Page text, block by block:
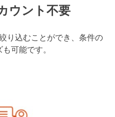
ウント不要
り込むことができ、条件の
可能です。